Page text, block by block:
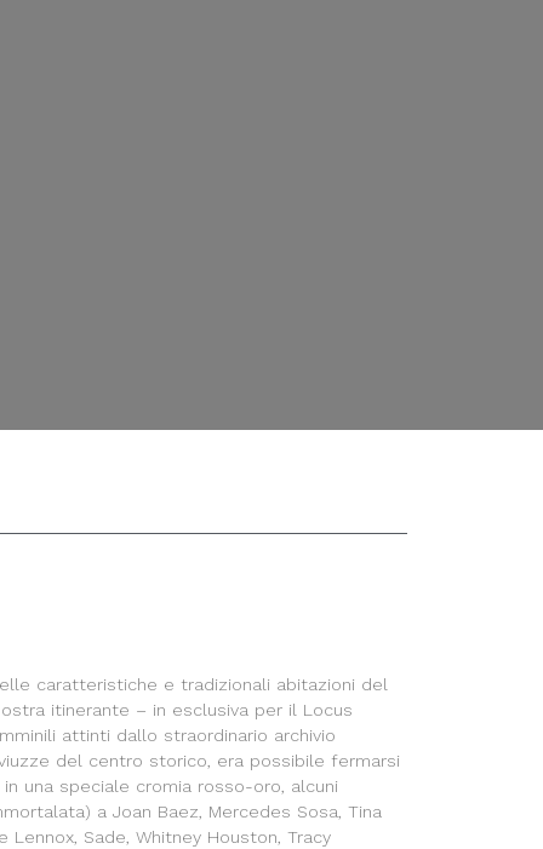
caratteristiche e tradizionali abitazioni del
itinerante – in esclusiva per il Locus
attinti dallo straordinario archivio
del centro storico, era possibile fermarsi
una speciale cromia rosso-oro, alcuni
a Joan Baez, Mercedes Sosa, Tina
Lennox, Sade, Whitney Houston, Tracy